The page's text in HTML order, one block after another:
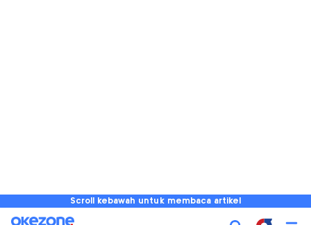
Scroll kebawah untuk membaca artikel